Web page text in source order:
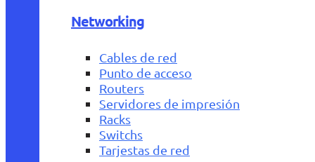
Networking
Cables de red
Punto de acceso
Routers
Servidores de impresión
Racks
Switchs
Tarjestas de red